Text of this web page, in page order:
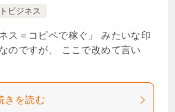
ビジネス
ス＝コピペで稼ぐ」 みたいな印
のですが、 ここで改めて言い
きを読む